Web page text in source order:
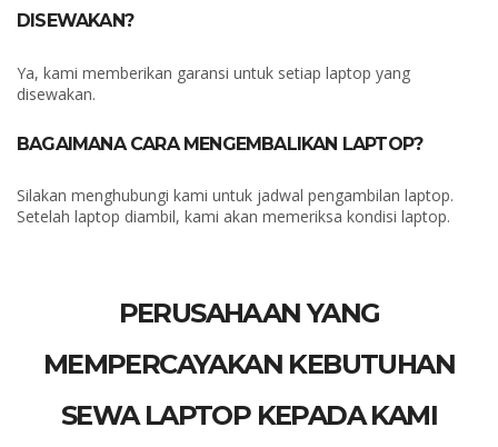
DISEWAKAN?
Ya, kami memberikan garansi untuk setiap laptop yang
disewakan.
BAGAIMANA CARA MENGEMBALIKAN LAPTOP?
Silakan menghubungi kami untuk jadwal pengambilan laptop.
Setelah laptop diambil, kami akan memeriksa kondisi laptop.
PERUSAHAAN YANG
MEMPERCAYAKAN KEBUTUHAN
SEWA LAPTOP KEPADA KAMI